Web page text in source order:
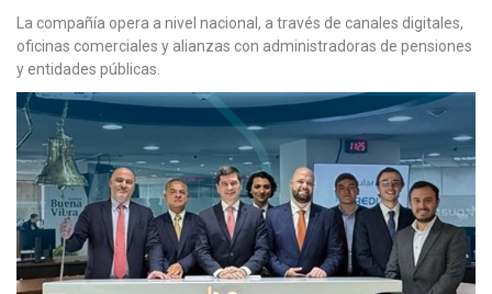
La compañía opera a nivel nacional, a través de canales digitales,
oficinas comerciales y alianzas con administradoras de pensiones
y entidades públicas.